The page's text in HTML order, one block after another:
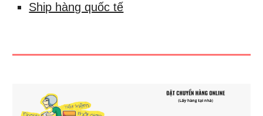
Ship hàng quốc tế